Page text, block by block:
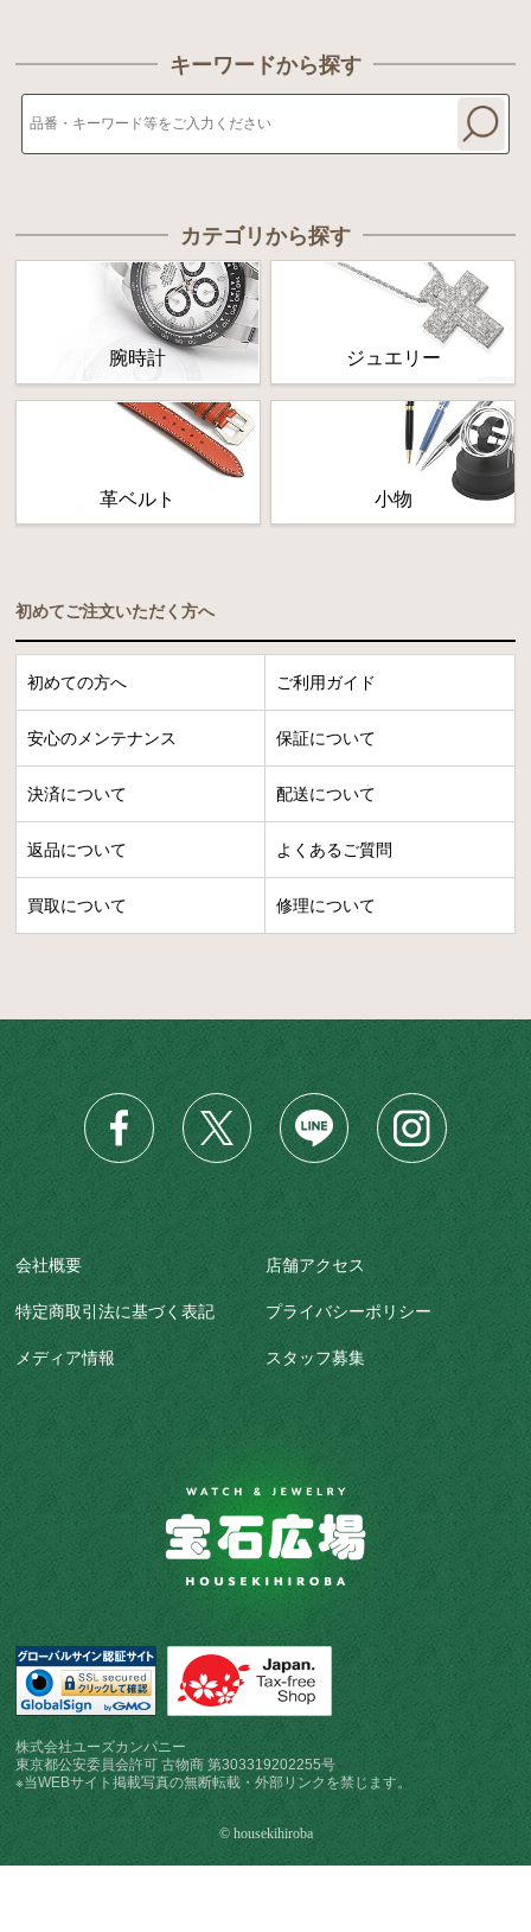
キーワードから探す
カテゴリから探す
腕時計 ジュエリー
革ベルト 小物
初めてご注文いただく方へ
初めての方へ ご利用ガイド
安心のメンテナンス 保証について
決済について 配送について
返品について よくあるご質問
買取について 修理について
会社概要 店舗アクセス
特定商取引法に基づく表記 プライバシーポリシー
メディア情報 スタッフ募集
株式会社ユーズカンパニー
東京都公安委員会許可 古物商 第303319202255号
※当WEBサイト掲載写真の無断転載・外部リンクを禁じます。
© housekihiroba